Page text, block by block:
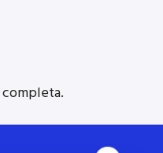
completa.